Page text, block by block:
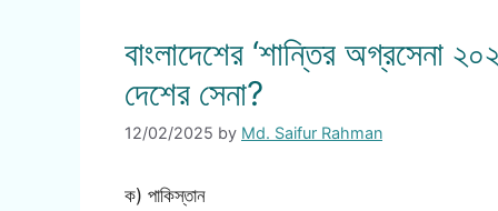
বাংলাদেশের ‘শান্তির অগ্রসেনা
দেশের সেনা?
12/02/2025 by Md. Saifur Rahman
ক) পাকিস্তান